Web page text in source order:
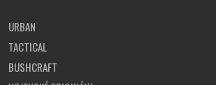
URBAN
TACTICAL
BUSHCRAFT